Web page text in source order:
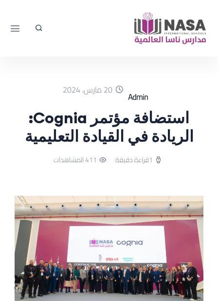
Admin 20 مارس، 2024
استضافة مؤتمر Cognia:
الريادة في القيادة التعليمية
1قراءة دقيقة 411 المشاهدات